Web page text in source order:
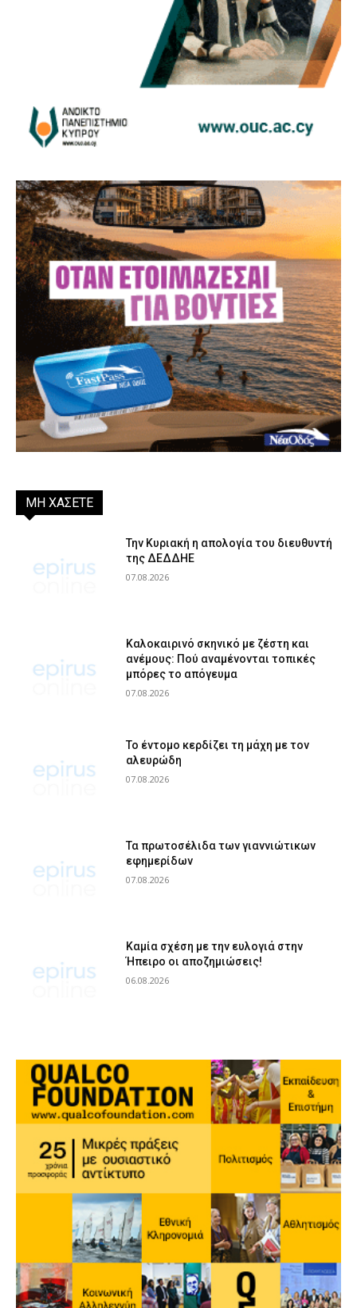
ΜΗ ΧΑΣΕΤΕ
Την Κυριακή η απολογία του διευθυντή
της ΔΕΔΔΗΕ
07.08.2026
Καλοκαιρινό σκηνικό με ζέστη και
ανέμους: Πού αναμένονται τοπικές
μπόρες το απόγευμα
07.08.2026
Το έντομο κερδίζει τη μάχη με τον
αλευρώδη
07.08.2026
Τα πρωτοσέλιδα των γιαννιώτικων
εφημερίδων
07.08.2026
Καμία σχέση με την ευλογιά στην
Ήπειρο οι αποζημιώσεις!
06.08.2026